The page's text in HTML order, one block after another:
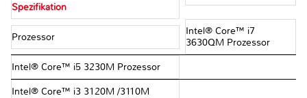
Spezifikation
Prozessor
Intel® Core™ i7
3630QM Prozessor
Intel® Core™ i5 3230M Prozessor
Intel® Core™ i3 3120M /3110M